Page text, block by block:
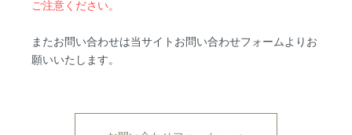
ご注意ください。
またお問い合わせは当サイトお問い合わせフォームよりお
願いいたします。